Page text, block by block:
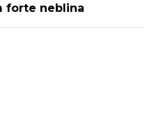
forte neblina